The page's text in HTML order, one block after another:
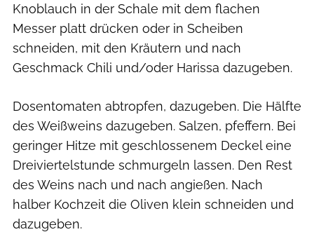
Knoblauch in der Schale mit dem flachen
Messer platt drücken oder in Scheiben
schneiden, mit den Kräutern und nach
Geschmack Chili und/oder Harissa dazugeben.
Dosentomaten abtropfen, dazugeben. Die Hälfte
des Weißweins dazugeben. Salzen, pfeffern. Bei
geringer Hitze mit geschlossenem Deckel eine
Dreiviertelstunde schmurgeln lassen. Den Rest
des Weins nach und nach angießen. Nach
halber Kochzeit die Oliven klein schneiden und
dazugeben.